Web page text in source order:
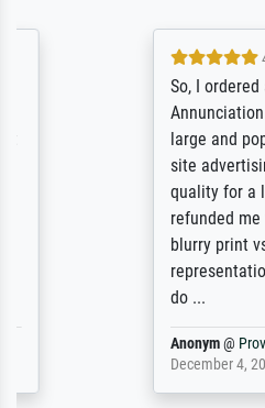
4.8 / 5
So, I ordered a large
Annunciation by Fra
large and popular
site advertising giclee
quality for a large print
refunded me when I
blurry print vs. a
representation. They
ProvenExpert
December 4, 2025